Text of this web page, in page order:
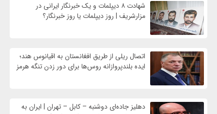
شهادت ۸ دیپلمات و یک خبرنگار ایرانی در
مزارشریف | روز دیپلمات یا روز خبرنگار؟
اتصال ریلی از طریق افغانستان به اقیانوس هند؛
ایده بلندپروازانه روس‌ها برای دور زدن تنگه هرمز
دهلیز جاده‌ای دوشنبه – کابل – تهران | ایران به